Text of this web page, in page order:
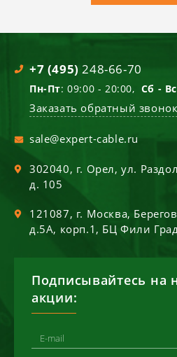
+7 (495) 248-66-70
Пн-Пт: 09:00 - 20:00, Сб - Вс
Заказать обратный звонок
sale@expert-cable.ru
302040, г. Орел,ул.
д. 105
121087, г. Москва,
д.5А, корп.1, БЦ Фили
Подписывайтесь на
акции: